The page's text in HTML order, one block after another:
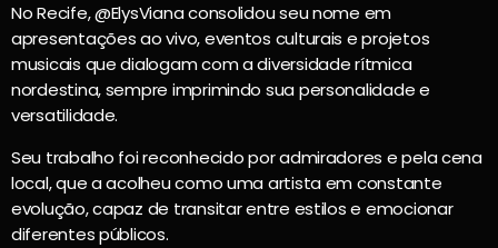
No Recife, @ElysViana consolidou seu nome em
apresentações ao vivo, eventos culturais e projetos
musicais que dialogam com a diversidade rítmica
nordestina, sempre imprimindo sua personalidade e
versatilidade.
Seu trabalho foi reconhecido por admiradores e pela cena
local, que a acolheu como uma artista em constante
evolução, capaz de transitar entre estilos e emocionar
diferentes públicos.